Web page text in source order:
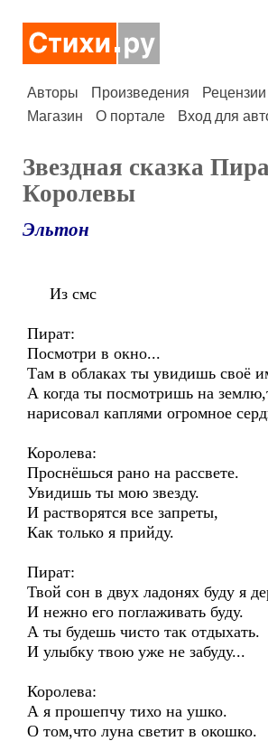
Авторы Произведения Рецензии
Магазин
О портале Вход для
Звездная сказка
Королевы
Эльтон
Из смс
Пират:
Посмотри в окно...
Там в облаках ты увидишь своё
А когда ты посмотришь на
нарисовал каплями огромное
Королева:
Проснёшься рано на рассвете.
Увидишь ты мою звезду.
И растворятся все запреты,
Как только я прийду.
Пират:
Твой сон в двух ладонях буду я
И нежно его поглаживать буду.
А ты будешь чисто так отдыхать.
И улыбку твою уже не забуду...
Королева:
А я прошепчу тихо на ушко.
О том,что луна светит в окошко.